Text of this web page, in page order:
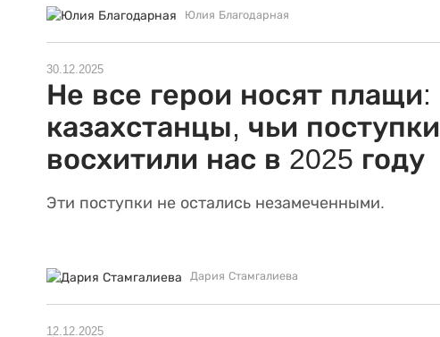
Юлия Благодарная
30.12.2025
Не все герои носят плащи:
казахстанцы, чьи поступки
восхитили нас в 2025 году
Эти поступки не остались незамеченными.
Дария Стамгалиева
12.12.2025